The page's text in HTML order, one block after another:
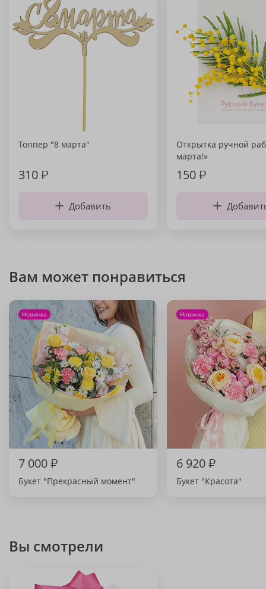
Топпер "8 марта"
310₽
Добавить
Открытка ручной
марта!»
150₽
Вам может понравиться
Новинка
7 000₽
Букет "Прекрасный момент"
Новинка
6 920₽
Букет "Красота"
Вы смотрели